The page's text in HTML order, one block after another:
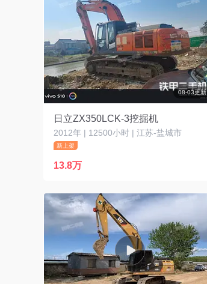
08-03更新
日立ZX350LCK-3挖掘机
2012年 | 12500小时 | 江苏-盐城市
新上架
13.8万